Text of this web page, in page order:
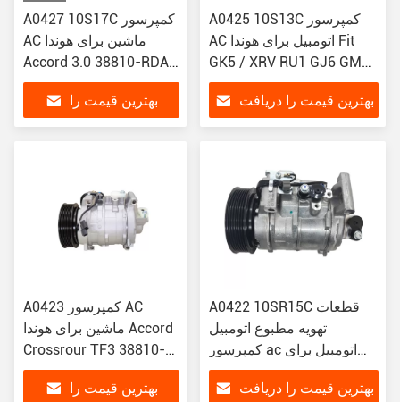
A0427 10S17C کمپرسور
AC ماشین برای هوندا
Accord 3.0 38810-RDA-
A01
بهترین قیمت را
A0425 10S13C کمپرسور
AC اتومبیل برای هوندا Fit
GK5 / XRV RU1 GJ6 GM6
38810-5R0-H01
بهترین قیمت را دریافت
A0423 کمپرسور AC
ماشین برای هوندا Accord
Crossrour TF3 38810-
R70-A01 38810R70A01
158335 157335
بهترین قیمت را
A0422 10SR15C قطعات
تهویه مطبوع اتومبیل
کمپرسور ac اتومبیل برای
هوندا Odyssey RB3 38810-
RLF-003بهترین قیمت را دریافت